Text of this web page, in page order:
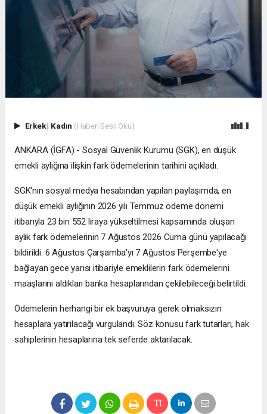
Erkek| Kadın (Haberi Sesli Oku)
ANKARA (İGFA) - Sosyal Güvenlik Kurumu (SGK), en düşük
emekli aylığına ilişkin fark ödemelerinin tarihini açıkladı.
SGK'nın sosyal medya hesabından yapılan paylaşımda, en
düşük emekli aylığının 2026 yılı Temmuz ödeme dönemi
itibarıyla 23 bin 552 liraya yükseltilmesi kapsamında oluşan
aylık fark ödemelerinin 7 Ağustos 2026 Cuma günü yapılacağı
bildirildi. 6 Ağustos Çarşamba'yı 7 Ağustos Perşembe'ye
bağlayan gece yarısı itibariyle emeklilerin fark ödemelerini
maaşlarını aldıkları banka hesaplarından çekilebileceği belirtildi.
Ödemelerin herhangi bir ek başvuruya gerek olmaksızın
hesaplara yatırılacağı vurgulandı. Söz konusu fark tutarları, hak
sahiplerinin hesaplarına tek seferde aktarılacak.